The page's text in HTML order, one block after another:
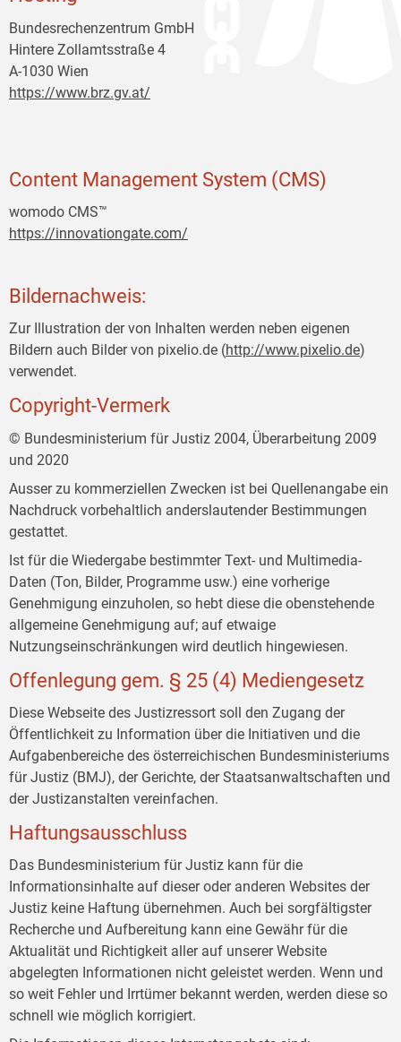
Bundesrechenzentrum GmbH
Hintere Zollamtsstraße 4
A-1030 Wien
https://www.brz.gv.at/
Content Management System (CMS)
womodo CMS™
https://innovationgate.com/
Bildernachweis:
Zur Illustration der von Inhalten werden neben eigenen
Bildern auch Bilder von pixelio.de (http://www.pixelio.de)
verwendet.
Copyright-Vermerk
© Bundesministerium für Justiz 2004, Überarbeitung 2009
und 2020
Ausser zu kommerziellen Zwecken ist bei Quellenangabe ein
Nachdruck vorbehaltlich anderslautender Bestimmungen
gestattet.
Ist für die Wiedergabe bestimmter Text- und Multimedia-
Daten (Ton, Bilder, Programme usw.) eine vorherige
Genehmigung einzuholen, so hebt diese die obenstehende
allgemeine Genehmigung auf; auf etwaige
Nutzungseinschränkungen wird deutlich hingewiesen.
Offenlegung gem. § 25 (4) Mediengesetz
Diese Webseite des Justizressort soll den Zugang der
Öffentlichkeit zu Information über die Initiativen und die
Aufgabenbereiche des österreichischen Bundesministeriums
für Justiz (BMJ), der Gerichte, der Staatsanwaltschaften und
der Justizanstalten vereinfachen.
Haftungsausschluss
Das Bundesministerium für Justiz kann für die
Informationsinhalte auf dieser oder anderen Websites der
Justiz keine Haftung übernehmen. Auch bei sorgfältigster
Recherche und Aufbereitung kann eine Gewähr für die
Aktualität und Richtigkeit aller auf unserer Website
abgelegten Informationen nicht geleistet werden. Wenn und
so weit Fehler und Irrtümer bekannt werden, werden diese so
schnell wie möglich korrigiert.